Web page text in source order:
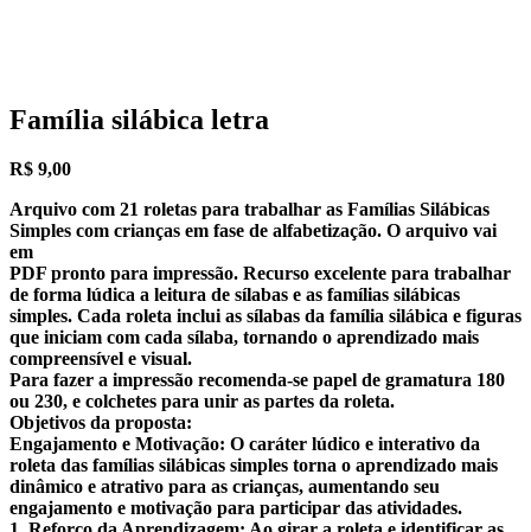
Família silábica letra
R$ 9,00
Arquivo com 21 roletas para trabalhar as Famílias Silábicas
Simples com crianças em fase de alfabetização. O arquivo vai
em
PDF pronto para impressão. Recurso excelente para trabalhar
de forma lúdica a leitura de sílabas e as famílias silábicas
simples. Cada roleta inclui as sílabas da família silábica e figuras
que iniciam com cada sílaba, tornando o aprendizado mais
compreensível e visual.
Para fazer a impressão recomenda-se papel de gramatura 180
ou 230, e colchetes para unir as partes da roleta.
Objetivos da proposta:
Engajamento e Motivação: O caráter lúdico e interativo da
roleta das famílias silábicas simples torna o aprendizado mais
dinâmico e atrativo para as crianças, aumentando seu
engajamento e motivação para participar das atividades.